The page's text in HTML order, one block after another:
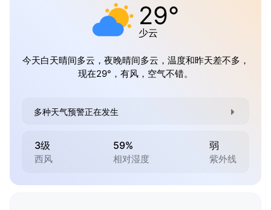
29°
少云
今天白天晴间多云，夜晚晴间多云，温度和昨天差不多，
现在29°，有风，空气不错。
多种天气预警正在发生
3级
西风
59%
相对湿度
弱
紫外线